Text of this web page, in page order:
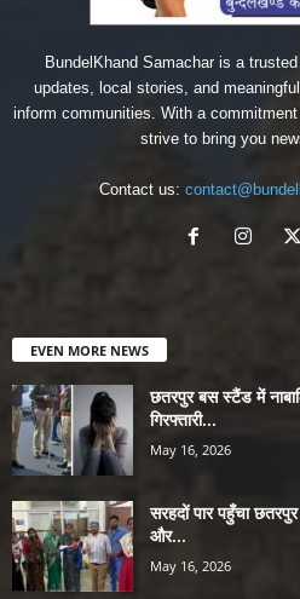
BundelKhand Samachar is a
updates, local stories, and
inform communities. With a
strive to bring you
Contact us:
EVEN MORE NEWS
छतरपुर बस स्टैंड में
गिरफ्तारी...
May 16, 2026
सरहदों पार पहुँचा
और...
May 16, 2026